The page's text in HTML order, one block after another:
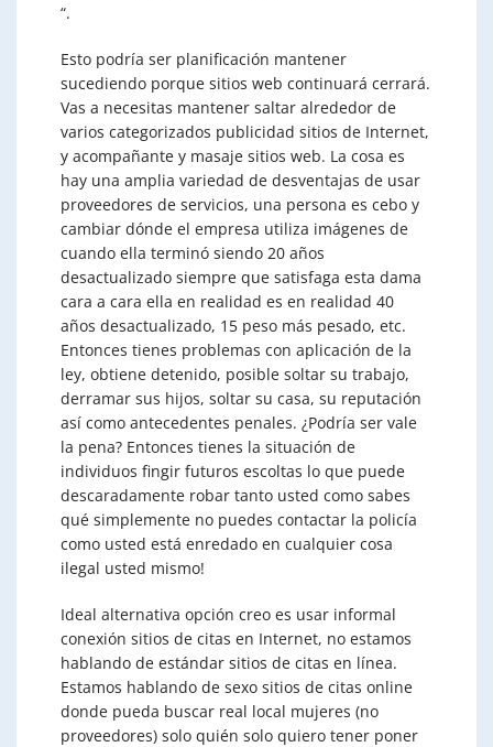
“.
Esto podría ser planificación mantener
sucediendo porque sitios web continuará cerrará.
Vas a necesitas mantener saltar alrededor de
varios categorizados publicidad sitios de Internet,
y acompañante y masaje sitios web. La cosa es
hay una amplia variedad de desventajas de usar
proveedores de servicios, una persona es cebo y
cambiar dónde el empresa utiliza imágenes de
cuando ella terminó siendo 20 años
desactualizado siempre que satisfaga esta dama
cara a cara ella en realidad es en realidad 40
años desactualizado, 15 peso más pesado, etc.
Entonces tienes problemas con aplicación de la
ley, obtiene detenido, posible soltar su trabajo,
derramar sus hijos, soltar su casa, su reputación
así como antecedentes penales. ¿Podría ser vale
la pena? Entonces tienes la situación de
individuos fingir futuros escoltas lo que puede
descaradamente robar tanto usted como sabes
qué simplemente no puedes contactar la policía
como usted está enredado en cualquier cosa
ilegal usted mismo!
Ideal alternativa opción creo es usar informal
conexión sitios de citas en Internet, no estamos
hablando de estándar sitios de citas en línea.
Estamos hablando de sexo sitios de citas online
donde pueda buscar real local mujeres (no
proveedores) solo quién solo quiero tener poner